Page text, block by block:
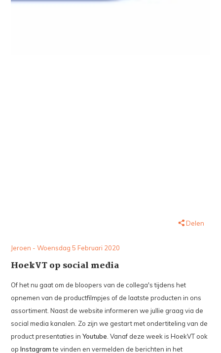
Delen
Jeroen - Woensdag 5 Februari 2020
HoekVT op social media
Of het nu gaat om de bloopers van de collega's tijdens het
opnemen van de productfilmpjes of de laatste producten in ons
assortiment. Naast de website informeren we jullie graag via de
social media kanalen. Zo zijn we gestart met ondertiteling van de
product presentaties inYoutube . Vanaf deze week is HoekVT ook
opInstagramte vinden en vermelden de berichten in het